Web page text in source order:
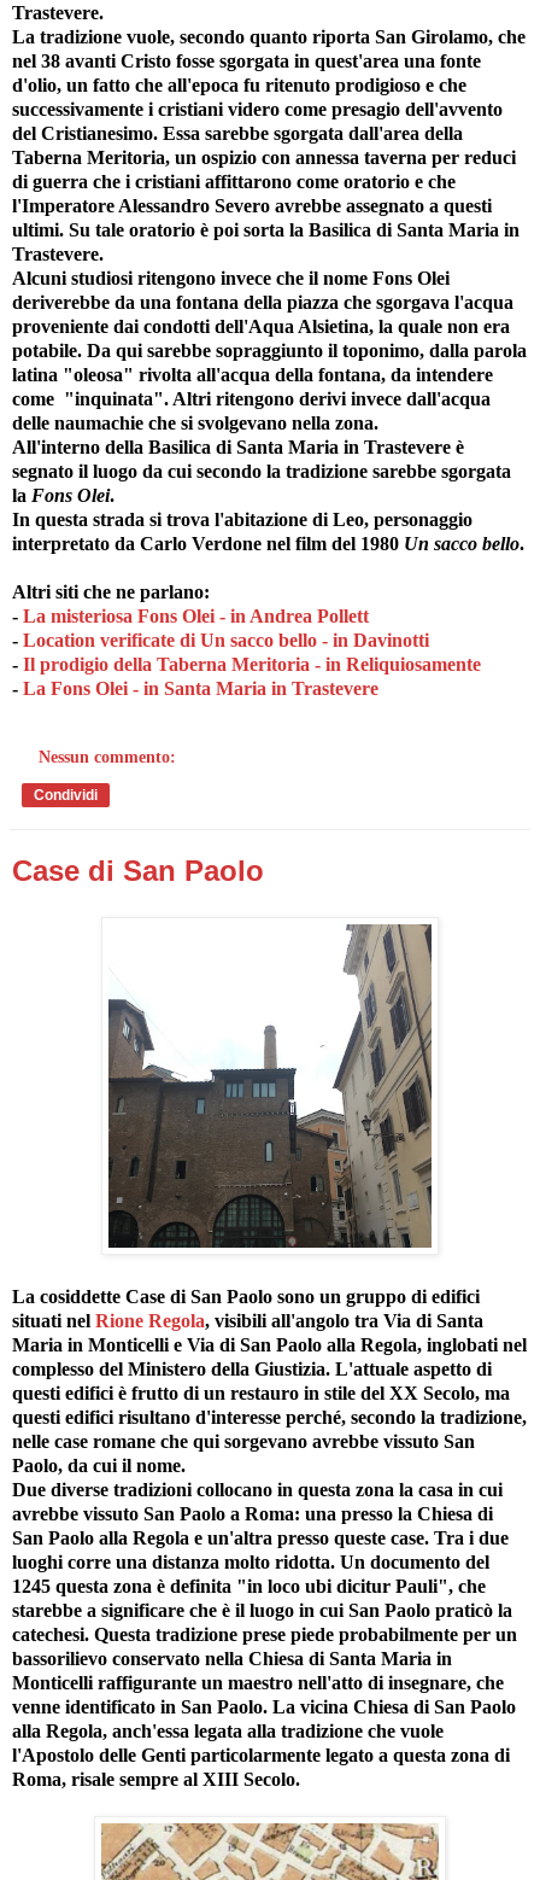
Trastevere.
La tradizione vuole, secondo quanto riporta San Girolamo, che
nel 38 avanti Cristo fosse sgorgata in quest'area una fonte
d'olio, un fatto che all'epoca fu ritenuto prodigioso e che
successivamente i cristiani videro come presagio dell'avvento
del Cristianesimo. Essa sarebbe sgorgata dall'area della
Taberna Meritoria, un ospizio con annessa taverna per reduci
di guerra che i cristiani affittarono come oratorio e che
l'Imperatore Alessandro Severo avrebbe assegnato a questi
ultimi. Su tale oratorio è poi sorta la Basilica di Santa Maria in
Trastevere.
Alcuni studiosi ritengono invece che il nome Fons Olei
deriverebbe da una fontana della piazza che sgorgava l'acqua
proveniente dai condotti dell'Aqua Alsietina, la quale non era
potabile. Da qui sarebbe sopraggiunto il toponimo, dalla parola
latina "oleosa" rivolta all'acqua della fontana, da intendere
come "inquinata". Altri ritengono derivi invece dall'acqua
delle naumachie che si svolgevano nella zona.
All'interno della Basilica di Santa Maria in Trastevere è
segnato il luogo da cui secondo la tradizione sarebbe sgorgata
la Fons Olei.
In questa strada si trova l'abitazione di Leo, personaggio
interpretato da Carlo Verdone nel film del 1980 Un sacco bello.
Altri siti che ne parlano:
- La misteriosa Fons Olei - in Andrea Pollett
- Location verificate di Un sacco bello - in Davinotti
- Il prodigio della Taberna Meritoria - in Reliquiosamente
- La Fons Olei - in Santa Maria in Trastevere
Nessun commento:
Condividi
Case di San Paolo
La cosiddette Case di San Paolo sono un gruppo di edifici
situati nel Rione Regola, visibili all'angolo tra Via di Santa
Maria in Monticelli e Via di San Paolo alla Regola, inglobati nel
complesso del Ministero della Giustizia. L'attuale aspetto di
questi edifici è frutto di un restauro in stile del XX Secolo, ma
questi edifici risultano d'interesse perché, secondo la tradizione,
nelle case romane che qui sorgevano avrebbe vissuto San
Paolo, da cui il nome.
Due diverse tradizioni collocano in questa zona la casa in cui
avrebbe vissuto San Paolo a Roma: una presso la Chiesa di
San Paolo alla Regola e un'altra presso queste case. Tra i due
luoghi corre una distanza molto ridotta. Un documento del
1245 questa zona è definita "in loco ubi dicitur Pauli", che
starebbe a significare che è il luogo in cui San Paolo praticò la
catechesi. Questa tradizione prese piede probabilmente per un
bassorilievo conservato nella Chiesa di Santa Maria in
Monticelli raffigurante un maestro nell'atto di insegnare, che
venne identificato in San Paolo. La vicina Chiesa di San Paolo
alla Regola, anch'essa legata alla tradizione che vuole
l'Apostolo delle Genti particolarmente legato a questa zona di
Roma, risale sempre al XIII Secolo.